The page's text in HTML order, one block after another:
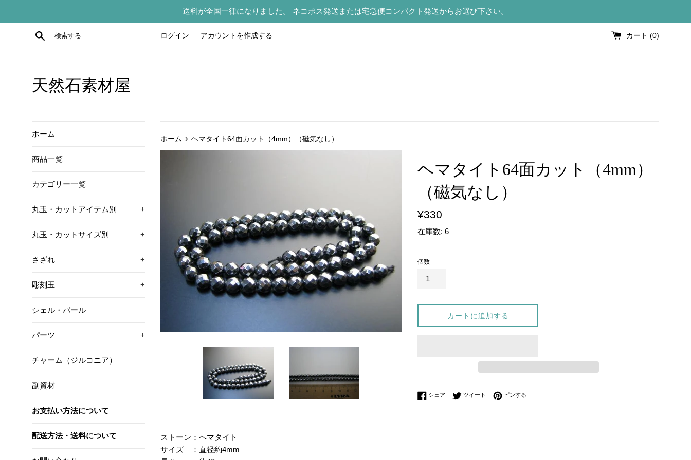
送料が全国一律になりました。 ネコポス発送または宅急便コンパクト発送からお選び下さい。
検索する ログイン アカウントを作成する カート (0)
天然石素材屋
ホーム
商品一覧
カテゴリー一覧
丸玉・カットアイテム別 +
丸玉・カットサイズ別 +
さざれ +
彫刻玉 +
シェル・パール
パーツ +
チャーム（ジルコニア）
副資材
お支払い方法について
配送方法・送料について
ホーム › ヘマタイト64面カット（4mm）（磁気なし）
ヘマタイト64面カット（4mm）
（磁気なし）
通
価
¥330
在庫数: 6
個数
カートに追加する
シェア Facebookでシェアする
ツイート Twitterに投稿する
ピンする
ストーン：ヘマタイト
サイズ ：直径約4mm